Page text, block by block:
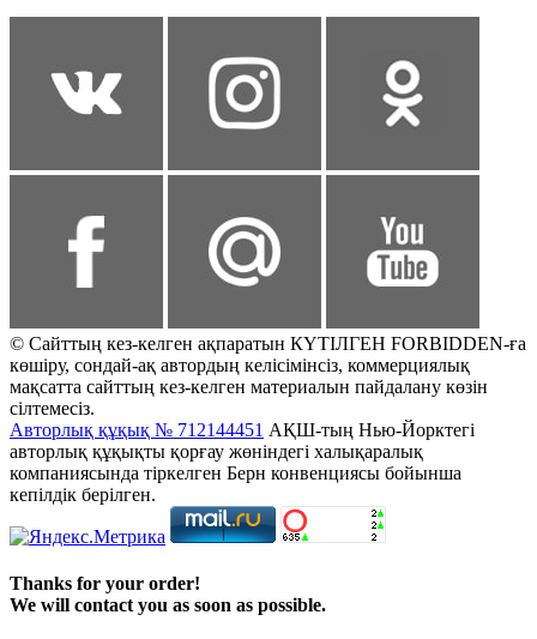
© Сайттың кез-келген ақпаратын КҮТІЛГЕН FORBIDDEN-ға
көшіру, сондай-ақ автордың келісімінсіз, коммерциялық
мақсатта сайттың кез-келген материалын пайдалану көзін
сілтемесіз.
Авторлық құқық № 712144451 АҚШ-тың Нью-Йорктегі
авторлық құқықты қорғау жөніндегі халықаралық
компаниясында тіркелген Берн конвенциясы бойынша
кепілдік берілген.
Thanks for your order!
We will contact you as soon as possible.